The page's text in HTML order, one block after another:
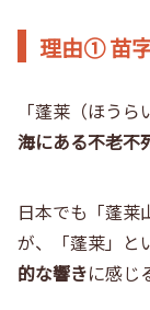
理由① 苗
「蓬莱（ほう
海にある不老不
日本でも「蓬莱
が、「蓬莱」と
的な響きに感じ